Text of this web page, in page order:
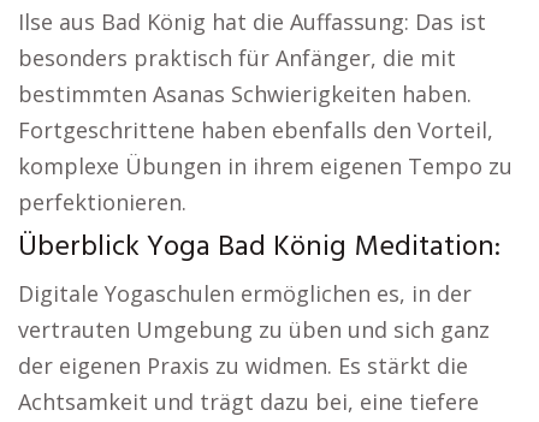
Ilse aus Bad König hat die Auffassung: Das ist
besonders praktisch für Anfänger, die mit
bestimmten Asanas Schwierigkeiten haben.
Fortgeschrittene haben ebenfalls den Vorteil,
komplexe Übungen in ihrem eigenen Tempo zu
perfektionieren.
Überblick Yoga Bad König Meditation:
Digitale Yogaschulen ermöglichen es, in der
vertrauten Umgebung zu üben und sich ganz
der eigenen Praxis zu widmen. Es stärkt die
Achtsamkeit und trägt dazu bei, eine tiefere